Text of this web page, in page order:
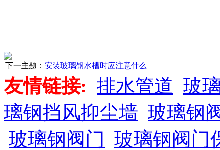
下一主题： 安装玻璃钢水槽时应注意什么
友情链接: 排水管道 玻
璃钢挡风抑尘墙 玻璃钢
玻璃钢阀门 玻璃钢阀门